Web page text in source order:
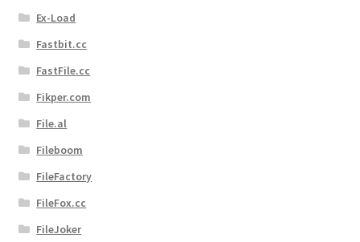
Ex-Load
Fastbit.cc
FastFile.cc
Fikper.com
File.al
Fileboom
FileFactory
FileFox.cc
FileJoker